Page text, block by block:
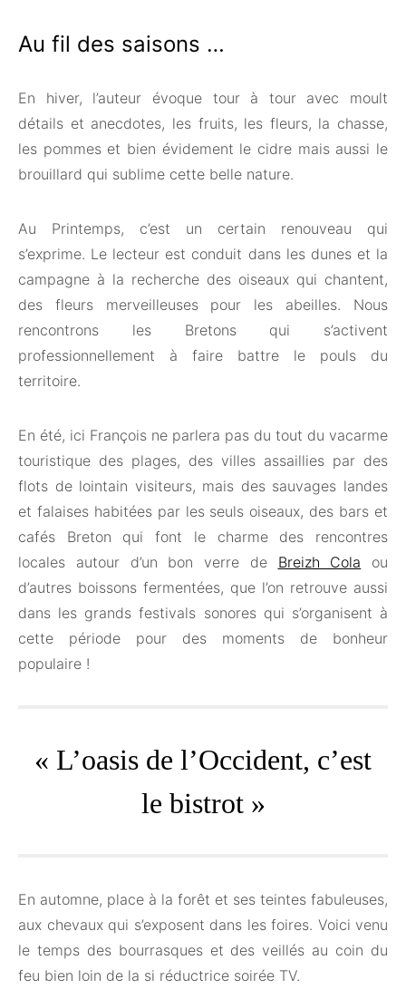
Au fil des saisons …
En hiver, l’auteur évoque tour à tour avec moult
détails et anecdotes, les fruits, les fleurs, la chasse,
les pommes et bien évidement le cidre mais aussi le
brouillard qui sublime cette belle nature.
Au Printemps, c’est un certain renouveau qui
s’exprime. Le lecteur est conduit dans les dunes et la
campagne à la recherche des oiseaux qui chantent,
des fleurs merveilleuses pour les abeilles. Nous
rencontrons les Bretons qui s’activent
professionnellement à faire battre le pouls du
territoire.
En été, ici François ne parlera pas du tout du vacarme
touristique des plages, des villes assaillies par des
flots de lointain visiteurs, mais des sauvages landes
et falaises habitées par les seuls oiseaux, des bars et
cafés Breton qui font le charme des rencontres
locales autour d’un bon verre de Breizh Cola ou
d’autres boissons fermentées, que l’on retrouve aussi
dans les grands festivals sonores qui s’organisent à
cette période pour des moments de bonheur
populaire !
« L’oasis de l’Occident, c’est
le bistrot »
En automne, place à la forêt et ses teintes fabuleuses,
aux chevaux qui s’exposent dans les foires. Voici venu
le temps des bourrasques et des veillés au coin du
feu bien loin de la si réductrice soirée TV.